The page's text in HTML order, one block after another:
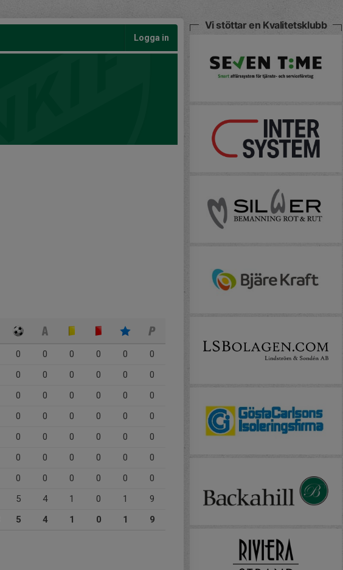
Logga in
0 0 0 0 0
0
0 0 0 0 0
0
0 0 0 0 0
0
0 0 0 0 0
0
0 0 0 0 0
0
0 0 0 0 0
0
0 0 0 0 0
0
5 4 1 0 1
9
5 4 1 0 1 9
Vi stöttar en Kvalitetsklubb